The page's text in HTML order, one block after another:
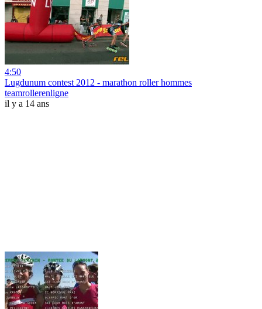
4:50
Lugdunum contest 2012 - marathon roller hommes
teamrollerenligne
il y a 14 ans